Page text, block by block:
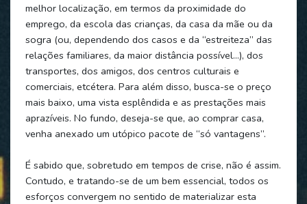
melhor localização, em termos da proximidade do
emprego, da escola das crianças, da casa da mãe ou da
sogra (ou, dependendo dos casos e da “estreiteza” das
relações familiares, da maior distância possível…), dos
transportes, dos amigos, dos centros culturais e
comerciais, etcétera. Para além disso, busca-se o preço
mais baixo, uma vista esplêndida e as prestações mais
aprazíveis. No fundo, deseja-se que, ao comprar casa,
venha anexado um utópico pacote de “só vantagens”.
É sabido que, sobretudo em tempos de crise, não é assim.
Contudo, e tratando-se de um bem essencial, todos os
esforços convergem no sentido de materializar esta